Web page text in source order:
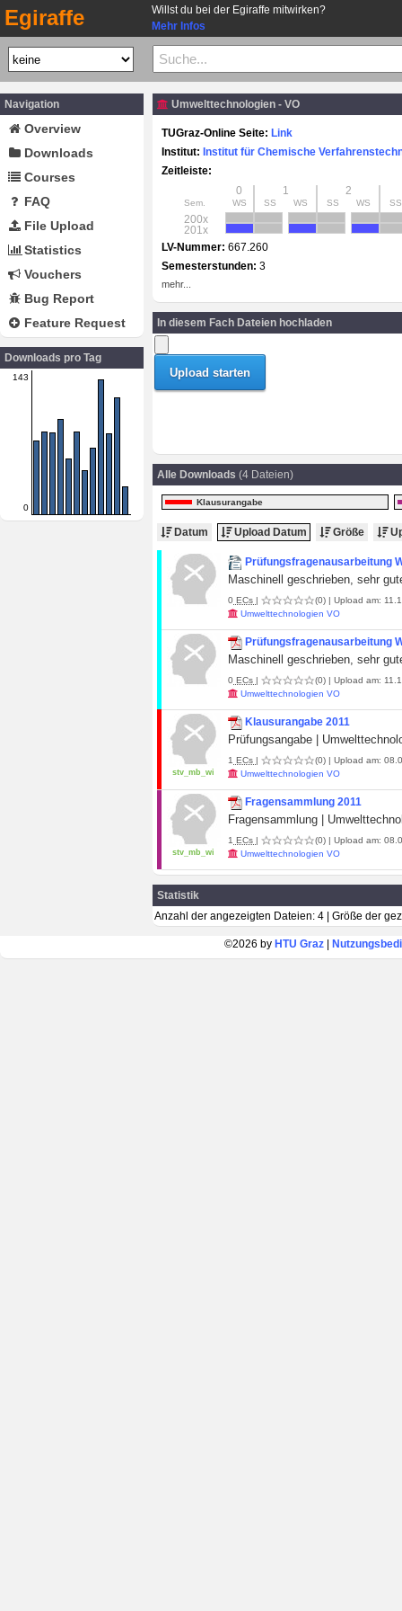
Egiraffe
Willst du bei der Egiraffe mitwirken?
Mehr Infos
Navigation
Overview
Downloads
Courses
FAQ
File Upload
Statistics
Vouchers
Bug Report
Feature Request
Downloads pro Tag
143
0
Umwelttechnologien - VO
TUGraz-Online Seite: Link
Institut: Institut für Chemische
Zeitleiste:
0
1 2
Sem. WS SS WS SS WS SS
200x
201x
LV-Nummer: 667.260
Semesterstunden: 3
mehr...
In diesem Fach Dateien hochladen
Alle Downloads (4 Dateien)
Klausurangabe
Datum Upload Datum Größe
Prüfungsfragenausarbeitung
Maschinell geschrieben, sehr
0 ECs | (0) | Upload am:
Umwelttechnologien VO
Prüfungsfragenausarbeitung
Maschinell geschrieben, sehr
0 ECs | (0) | Upload am:
Umwelttechnologien VO
stv_mb_wi
Klausurangabe 2011
Prüfungsangabe |
1 ECs | (0) | Upload am:
Umwelttechnologien VO
stv_mb_wi
Fragensammlung 2011
Fragensammlung |
1 ECs | (0) | Upload am:
Umwelttechnologien VO
Statistik
Anzahl der angezeigten Dateien: 4 | Größe der
©2026 by HTU Graz|